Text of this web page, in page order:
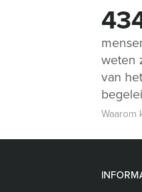
weten
van
Waarom